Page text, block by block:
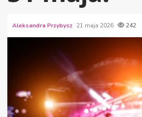
Aleksandra Przybysz 21 maja 2026 242